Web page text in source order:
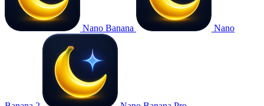
Nano Banana Nano